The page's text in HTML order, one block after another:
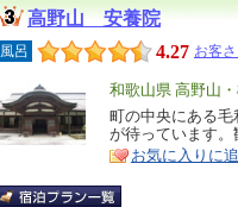
高野山 安養院
風呂 4.27 お客
エ
リ
ア
和歌山県 高野山
特
徴
町の中央にある
が待っています
お気に入りに